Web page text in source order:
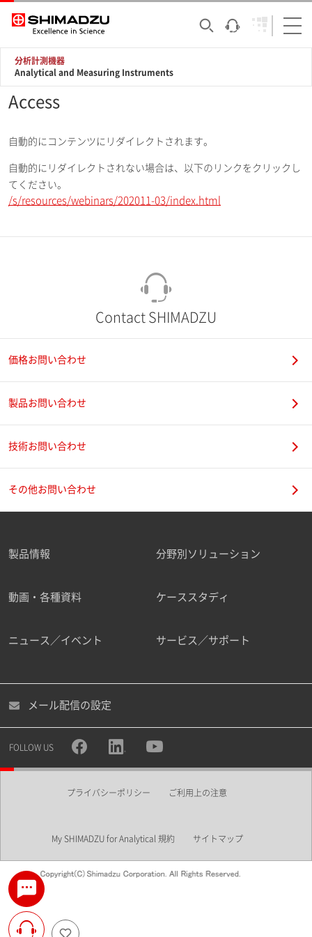
分析計測機器
Analytical and Measuring Instruments
Access
自動的にコンテンツにリダイレクトされます。
自動的にリダイレクトされない場合は、以下のリンクをクリックし
てください。
/s/resources/webinars/202011-03/index.html
Contact SHIMADZU
価格お問い合わせ
製品お問い合わせ
技術お問い合わせ
その他お問い合わせ
製品情報 分野別ソリューション
動画・各種資料 ケーススタディ
ニュース／イベント サービス／サポート
メール配信の設定
FOLLOW US
プライバシーポリシー ご利用上の注意
My SHIMADZU for Analytical 規約 サイトマップ